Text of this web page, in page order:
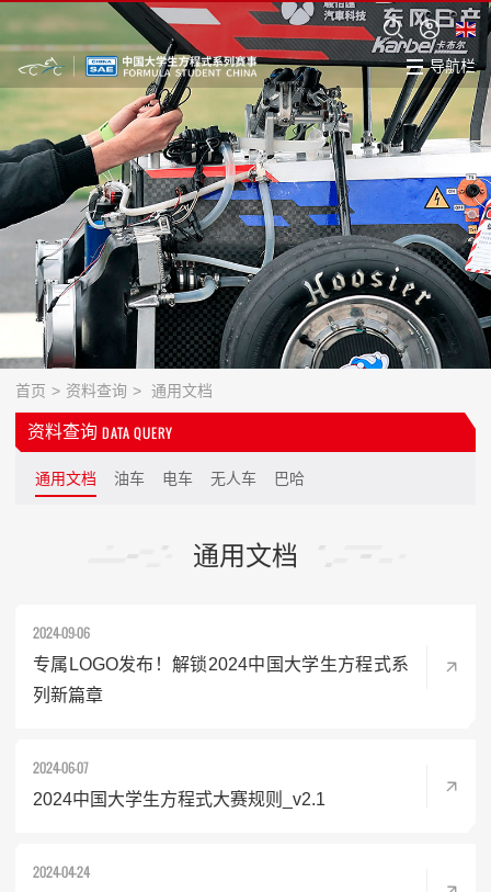
导航栏
首页 > 资料查询 > 通用文档
资料查询 DATA QUERY
通用文档 油车 电车 无人车 巴哈
通用文档
2024-09-06
专属LOGO发布！解锁2024中国大学生方程式系
列新篇章
2024-06-07
2024中国大学生方程式大赛规则_v2.1
2024-04-24